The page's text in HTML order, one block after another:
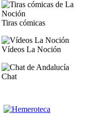
Tiras cómicas
Vídeos La Noción
Chat